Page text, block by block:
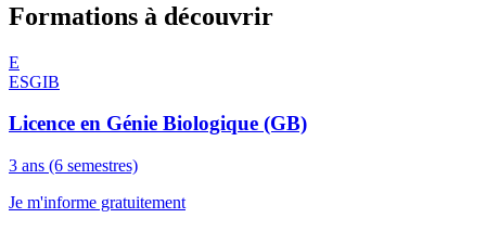
Formations à découvrir
E
ESGIB
Licence en Génie Biologique (GB)
3 ans (6 semestres)
Je m'informe gratuitement